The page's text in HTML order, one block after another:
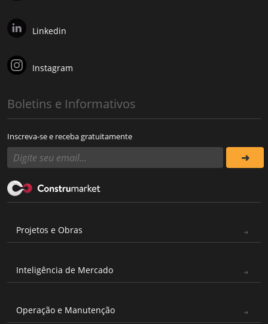
Linkedin
Instagram
Boletins e Informativos
Inscreva-se e receba gratuitamente
Projetos e Obras
Inteligência de Mercado
Operação e Manutenção